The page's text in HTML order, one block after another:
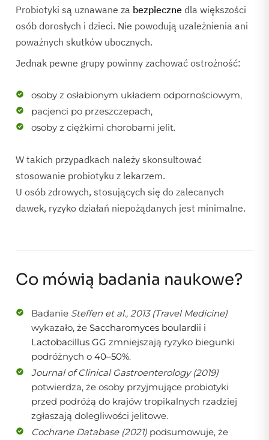
Probiotyki są uznawane za bezpieczne dla większości
osób dorosłych i dzieci. Nie powodują uzależnienia ani
poważnych skutków ubocznych.
Jednak pewne grupy powinny zachować ostrożność:
osoby z osłabionym układem odpornościowym,
pacjenci po przeszczepach,
osoby z ciężkimi chorobami jelit.
W takich przypadkach należy skonsultować
stosowanie probiotyku z lekarzem.
U osób zdrowych, stosujących się do zalecanych
dawek, ryzyko działań niepożądanych jest minimalne.
Co mówią badania naukowe?
Badanie Steffen et al., 2013 (Travel Medicine)
wykazało, że Saccharomyces boulardii i
Lactobacillus GG zmniejszają ryzyko biegunki
podróżnych o 40–50%.
Journal of Clinical Gastroenterology (2019)
potwierdza, że osoby przyjmujące probiotyki
przed podróżą do krajów tropikalnych rzadziej
zgłaszają dolegliwości jelitowe.
Cochrane Database (2021) podsumowuje, że